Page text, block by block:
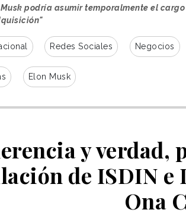
Musk podría asumir temporalmente el cargo
Redes Sociales Negocios
Elon Musk
y verdad,
de ISDIN e
Ona